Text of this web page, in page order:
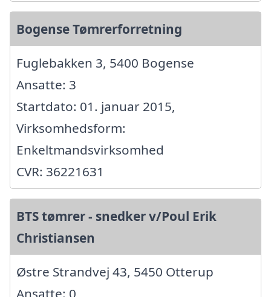
Bogense Tømrerforretning
Fuglebakken 3, 5400 Bogense
Ansatte: 3
Startdato: 01. januar 2015,
Virksomhedsform:
Enkeltmandsvirksomhed
CVR: 36221631
BTS tømrer - snedker v/Poul Erik
Christiansen
Østre Strandvej 43, 5450 Otterup
Ansatte: 0